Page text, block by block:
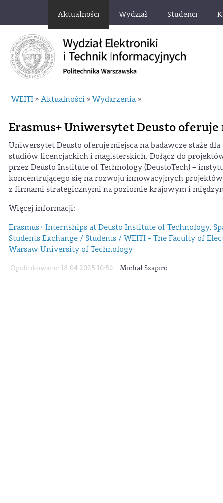
Aktualności Wydział Studenci
WEITI » Aktualności » Wydarzenia »
Erasmus+ Uniwersytet Deusto oferuje
Uniwersytet Deusto oferuje miejsca na badawcze staże
studiów licencjackich i magisterskich. Dołącz do
przez Deusto Institute of Technology (DeustoTech) –
koncentrującego się na rozwoju innowacyjnych
z firmami strategicznymi na poziomie krajowym i
Więcej informacji:
Erasmus+ Internships at Deusto Institute of Technology,
Students Exchange / Students / WEITI - The Faculty of
Warsaw University of Technology
Opublikowano: 18.04.2025 10:50 -Michał Szapiro